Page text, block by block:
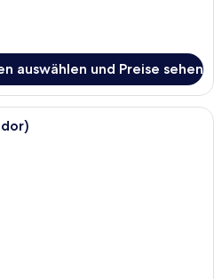
auswählen und Preise sehen
Ein modernes Hotelzimmer mit